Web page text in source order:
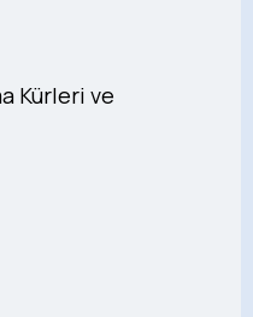
Kürleri ve